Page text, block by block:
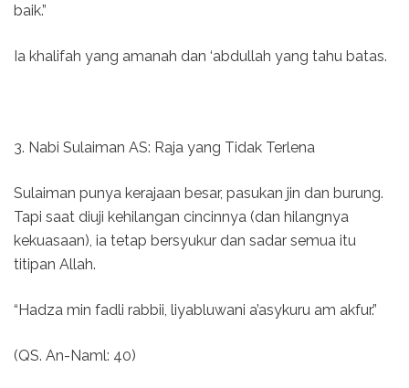
baik.”
Ia khalifah yang amanah dan ‘abdullah yang tahu batas.
3. Nabi Sulaiman AS: Raja yang Tidak Terlena
Sulaiman punya kerajaan besar, pasukan jin dan burung.
Tapi saat diuji kehilangan cincinnya (dan hilangnya
kekuasaan), ia tetap bersyukur dan sadar semua itu
titipan Allah.
“Hadza min fadli rabbii, liyabluwani a’asykuru am akfur.”
(QS. An-Naml: 40)